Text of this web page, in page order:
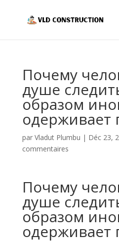
Почему
душе
образом
одерживает
par Vladut Plumbu | Déc 23,
commentaires
Почему
душе
образом
одерживает